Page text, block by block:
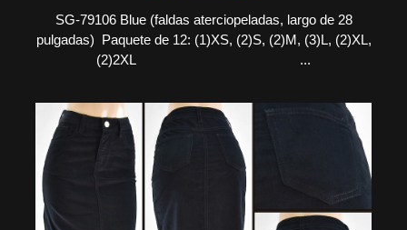
SG-79106 Blue (faldas aterciopeladas, largo de 28
pulgadas) Paquete de 12: (1)XS, (2)S, (2)M, (3)L, (2)XL,
(2)2XL ...